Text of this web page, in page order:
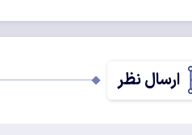
ارسال نظر